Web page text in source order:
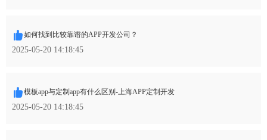
如何找到比较靠谱的APP开发公司？
2025-05-20 14:18:45
模板app与定制app有什么区别-上海APP定制开发
2025-05-20 14:18:45